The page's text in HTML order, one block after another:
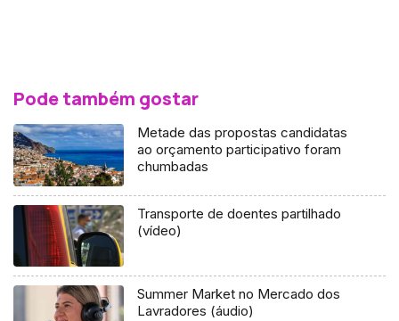
Pode também gostar
Metade das propostas candidatas
ao orçamento participativo foram
chumbadas
Transporte de doentes partilhado
(vídeo)
Summer Market no Mercado dos
Lavradores (áudio)